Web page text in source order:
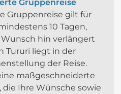
Gruppenreise
Gruppenreise gilt für
10 Tagen,
hin verlängert
Tururi liegt in der
der Reise.
maßgeschneiderte
die Ihre Wünsche sowie